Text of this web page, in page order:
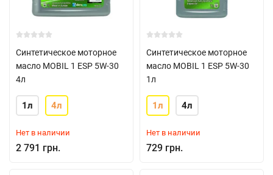
Синтетическое моторное
масло MOBIL 1 ESP 5W-30
4л
1л 4л
Нет в наличии
2 791 грн.
Синтетическое моторное
масло MOBIL 1 ESP 5W-30
1л
1л 4л
Нет в наличии
729 грн.